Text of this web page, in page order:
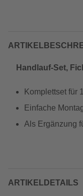
Handlauf-Set,
Komplettset für
Einfache
Als Ergänzung
ARTIKELDETAILS